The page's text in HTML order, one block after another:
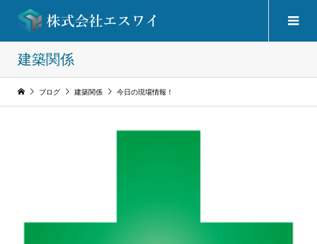
建築関係
ブログ 建築関係 今日の現場情報！